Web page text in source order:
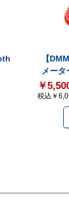
【
メータ
￥
税込￥